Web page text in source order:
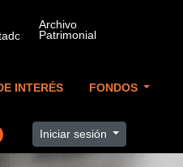
INTERÉS FONDOS
Iniciar sesión